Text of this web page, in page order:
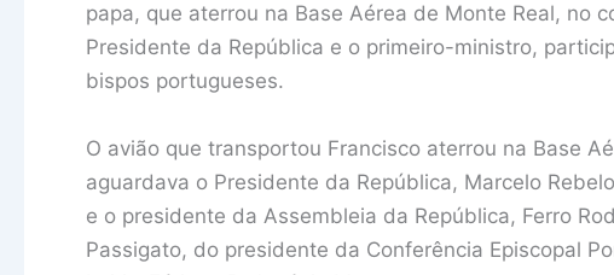
papa, que aterrou na Base Aérea de Monte Real, no
Presidente da República e o primeiro-ministro,
bispos portugueses.
O avião que transportou Francisco aterrou na Base
aguardava o Presidente da República, Marcelo
e o presidente da Assembleia da República, Ferro
Passigato, do presidente da Conferência Episcopal